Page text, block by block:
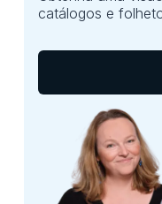
catálogos e